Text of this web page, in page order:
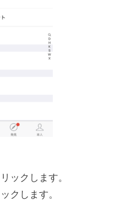
ックします。
クします。